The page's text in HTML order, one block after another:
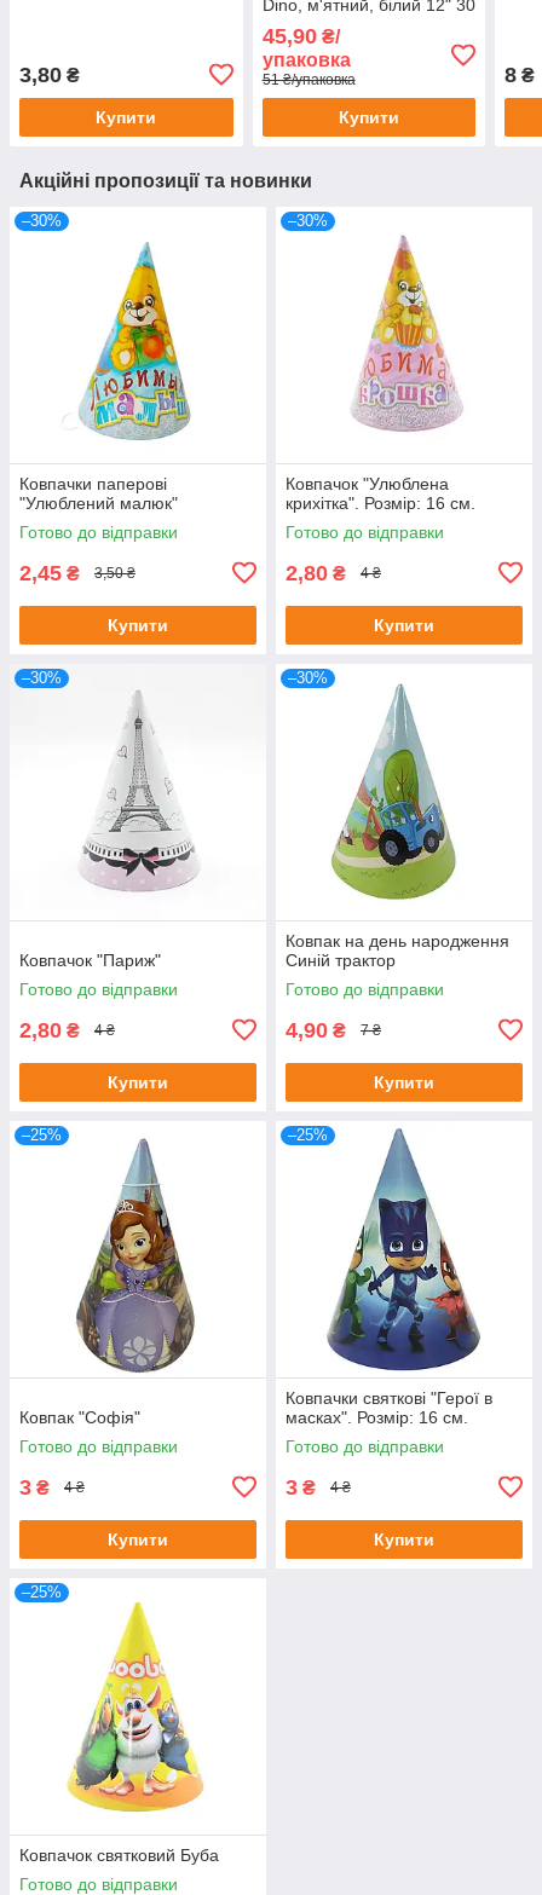
3,80 ₴
Купити
Dino, м'ятний, білий 12" 30
45,90₴/
упаковка
51 ₴/упаковка
Купити
8 ₴
Акційні пропозиції та новинки
–30%
Ковпачки паперові
"Улюблений малюк"
Готово до відправки
2,45 ₴ 3,50 ₴
Купити
–30%
Ковпачок "Улюблена
крихітка". Розмір: 16 см.
Готово до відправки
2,80 ₴ 4 ₴
Купити
–30%
Ковпачок "Париж"
Готово до відправки
2,80 ₴ 4 ₴
Купити
–30%
Ковпак на день народження
Синій трактор
Готово до відправки
4,90 ₴ 7 ₴
Купити
–25%
Ковпак "Софія"
Готово до відправки
3 ₴ 4 ₴
Купити
–25%
Ковпачки святкові "Герої в
масках". Розмір: 16 см.
Готово до відправки
3 ₴ 4 ₴
Купити
–25%
Ковпачок святковий Буба
Готово до відправки